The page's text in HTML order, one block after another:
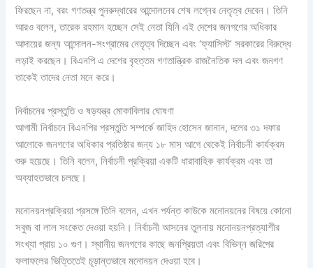
ফিরছেন না, বরং গণতন্ত্র পুনরুদ্ধারের আন্দোলনের শেষ লগ্নের নেতৃত্ব দেবেন। তিনি
আরও বলেন, তারেক রহমান হচ্ছেন সেই নেতা যিনি এই দেশের জনগণের অধিকার
আদায়ের জন্য আন্দোলন-সংগ্রামের নেতৃত্ব দিচ্ছেন এবং ‘ফ্যাসিস্ট’ সরকারের বিরুদ্ধে
লড়াই করছেন। বিএনপি এ দেশের বৃহত্তম গণতান্ত্রিক রাজনৈতিক দল এবং জনগণ
তাকেই তাদের নেতা মনে করে।
নির্বাচনের প্রস্তুতি ও ষড়যন্ত্র মোকাবিলার ঘোষণা
আগামী নির্বাচনে বিএনপির প্রস্তুতি সম্পর্কে জাহিদ হোসেন জানান, দলের ৩১ দফার
আলোকে জনগণের অধিকার প্রতিষ্ঠার জন্য ১৮ মাস আগে থেকেই নির্বাচনী কার্যক্রম
শুরু হয়েছে। তিনি বলেন, নির্বাচনী প্রক্রিয়া একটি ধারাবাহিক কার্যক্রম এবং তা
অব্যাহতভাবে চলছে।
মনোনয়নপ্রক্রিয়া প্রসঙ্গে তিনি বলেন, এখন পর্যন্ত কাউকে মনোনয়নের বিষয়ে কোনো
সবুজ বা লাল সংকেত দেওয়া হয়নি। নির্বাচনী আসনের তুলনায় মনোনয়নপ্রত্যাশীর
সংখ্যা প্রায় ১০ গুণ। স্থানীয় জনগণের কাছে জনপ্রিয়তা এবং বিভিন্ন জরিপের
ফলাফলের ভিত্তিতেই চূড়ান্তভাবে মনোনয়ন দেওয়া হবে।